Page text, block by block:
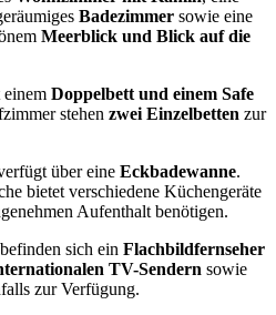
Badezimmer sowie eine
Meerblick und Blick auf die
einem Doppelbett und einem Safe
stehen zwei Einzelbetten zur
über eine Eckbadewanne.
bietet verschiedene Küchengeräte
Aufenthalt benötigen.
sich ein Flachbildfernseher
TV-Sendern sowie
zur Verfügung.